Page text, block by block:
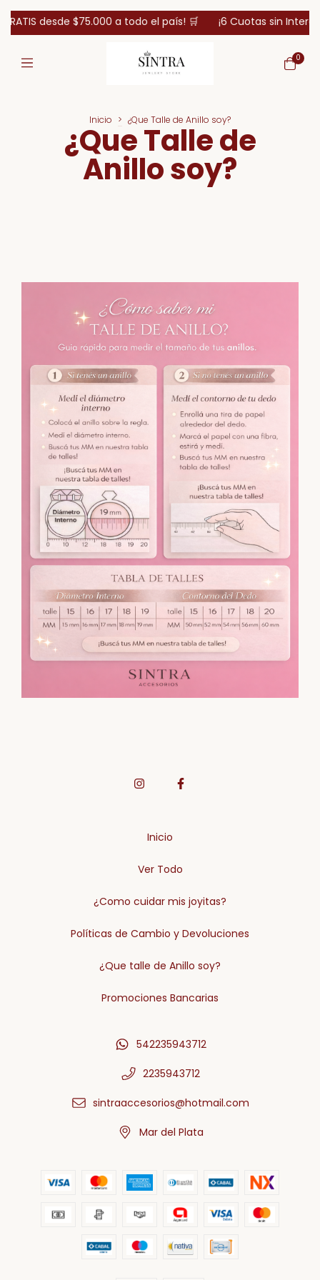
desde $75.000 a todo el país! 🛒 ¡6 Cuotas sin Interes
0
Inicio > ¿Que Talle de Anillo soy?
¿Que Talle de
Anillo soy?
Inicio
Ver Todo
¿Como cuidar mis joyitas?
Políticas de Cambio y Devoluciones
¿Que talle de Anillo soy?
Promociones Bancarias
542235943712
2235943712
sintraaccesorios@hotmail.com
Mar del Plata